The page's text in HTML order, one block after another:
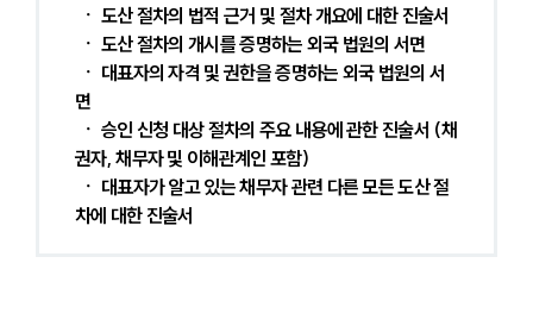
ㆍ 도산 절차의 법적 근거 및 절차 개요에 대한 진술서
ㆍ 도산 절차의 개시를 증명하는 외국 법원의 서면
면
권자, 채무자 및 이해관계인 포함)
차에 대한 진술서